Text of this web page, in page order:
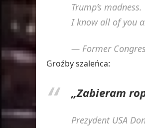
Trump’s madness.
I know all of you
— Former
Groźby szaleńca:
„Zabieram
Prezydent USA